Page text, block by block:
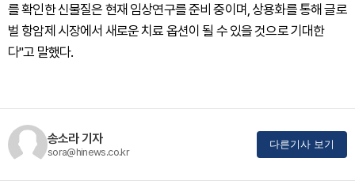
를 확인한 신물질은 현재 임상연구를 준비 중이며, 상용화를 통해 글로
벌 항암제 시장에서 새로운 치료 옵션이 될 수 있을 것으로 기대한
다"고 말했다.
송소라 기자
sora@hinews.co.kr
다른기사 보기